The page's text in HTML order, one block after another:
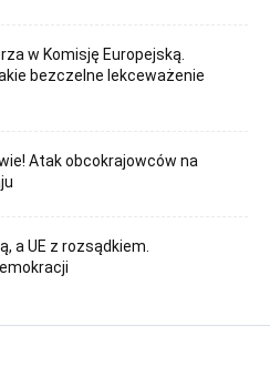
w Komisję Europejską.
bezczelne lekceważenie
Atak obcokrajowców na
a UE z rozsądkiem.